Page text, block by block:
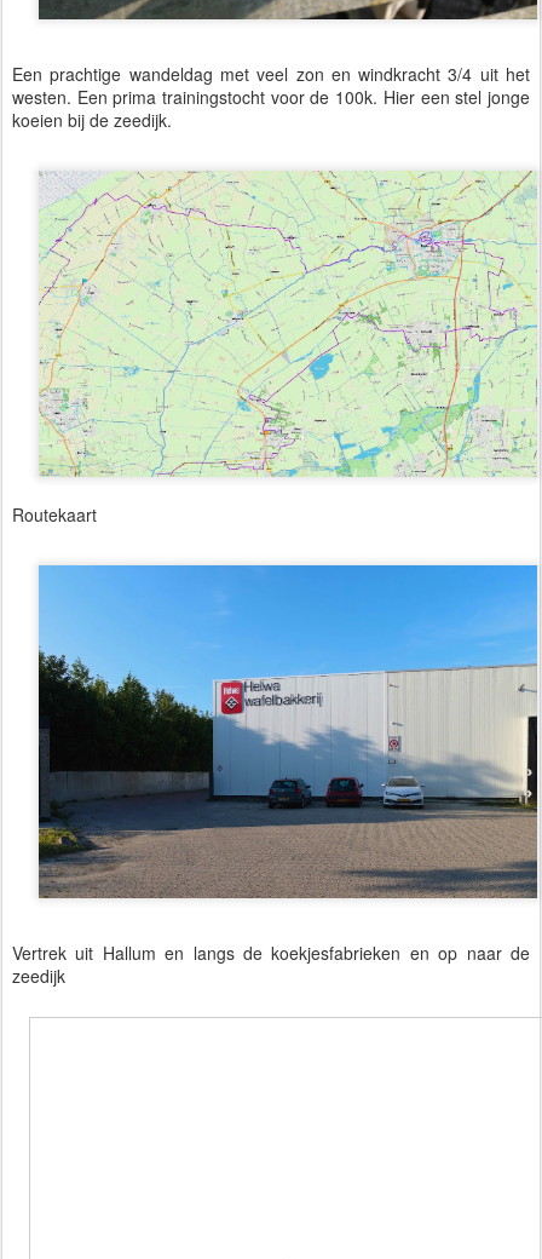
Een prachtige wandeldag met veel zon en windkracht 3/4 uit het
westen. Een prima trainingstocht voor de 100k. Hier een stel jonge
koeien bij de zeedijk.
Routekaart
Vertrek uit Hallum en langs de koekjesfabrieken en op naar de
zeedijk